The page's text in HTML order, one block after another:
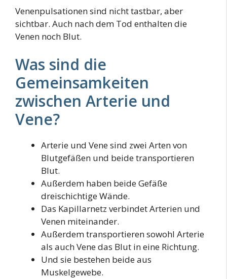
Venenpulsationen sind nicht tastbar, aber
sichtbar. Auch nach dem Tod enthalten die
Venen noch Blut.
Was sind die
Gemeinsamkeiten
zwischen Arterie und
Vene?
Arterie und Vene sind zwei Arten von
Blutgefäßen und beide transportieren
Blut.
Außerdem haben beide Gefäße
dreischichtige Wände.
Das Kapillarnetz verbindet Arterien und
Venen miteinander.
Außerdem transportieren sowohl Arterie
als auch Vene das Blut in eine Richtung.
Und sie bestehen beide aus
Muskelgewebe.